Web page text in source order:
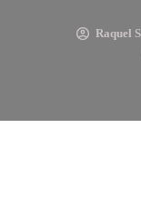
Raquel